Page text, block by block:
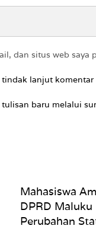
dan situs web
tindak lanjut
baru melalui
Mahasiswa
DPRD
Perubahan